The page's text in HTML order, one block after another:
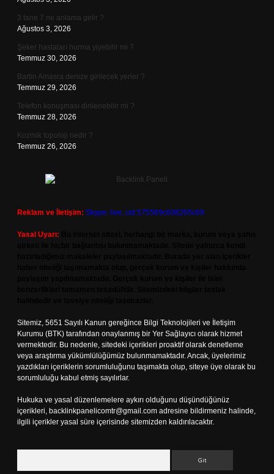
3 tane 7 ne anlama gelir ?
Ağustos 3, 2026
Şeker hastaları hurma yiyebilir mi ?
Temmuz 30, 2026
Bartın Amasra denize girilecek yerler ?
Temmuz 29, 2026
Telefon konuşması dinlenebilir mi ?
Temmuz 28, 2026
Kozmik topoloji nedir ?
Temmuz 26, 2026
Reklam ve İletişim: Skype: live:.cid.575569c608265c69
Yasal Uyarı:
Sitemiz, 5651 Sayılı Kanun gereğince Bilgi Teknolojileri ve İletişim
Kurumu (BTK) tarafından onaylanmış bir Yer Sağlayıcı olarak hizmet
vermektedir. Bu nedenle, sitedeki içerikleri proaktif olarak denetleme
veya araştırma yükümlülüğümüz bulunmamaktadır. Ancak, üyelerimiz
yazdıkları içeriklerin sorumluluğunu taşımakta olup, siteye üye olarak bu
sorumluluğu kabul etmiş sayılırlar.
Hukuka ve yasal düzenlemelere aykırı olduğunu düşündüğünüz
içerikleri, backlinkpanelicomtr@gmail.com adresine bildirmeniz halinde,
ilgili içerikler yasal süre içerisinde sitemizden kaldırılacaktır.